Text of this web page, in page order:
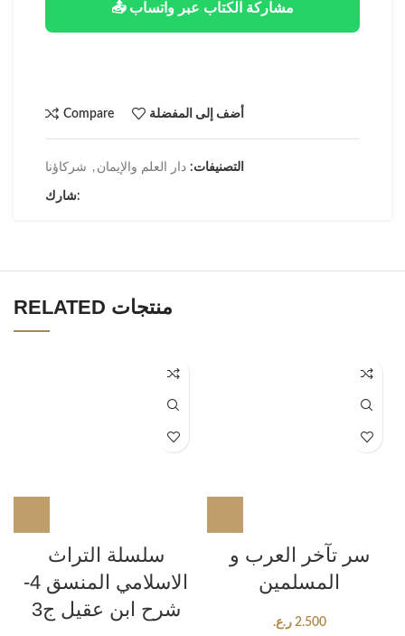
📤 مشاركة الكتاب عبر واتساب
Compare أضف إلى المفضلة
التصنيفات: دار العلم والإيمان , شركاؤنا
شارك:
RELATED منتجات
سلسلة التراث
الاسلامي المنسق 4-
شرح ابن عقيل ج3
سر تآخر العرب و
المسلمين
2.500 ر.ع.